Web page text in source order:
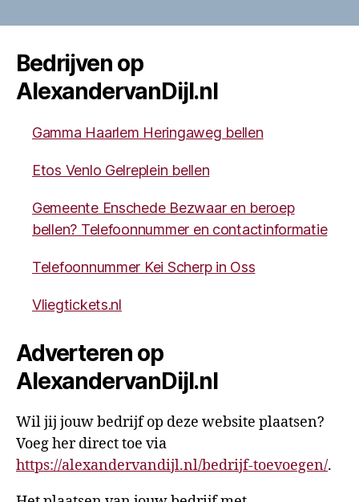
Bedrijven op
AlexandervanDijl.nl
Gamma Haarlem Heringaweg bellen
Etos Venlo Gelreplein bellen
Gemeente Enschede Bezwaar en beroep
bellen? Telefoonnummer en contactinformatie
Telefoonnummer Kei Scherp in Oss
Vliegtickets.nl
Adverteren op
AlexandervanDijl.nl
Wil jij jouw bedrijf op deze website plaatsen?
Voeg her direct toe via
https://alexandervandijl.nl/bedrijf-toevoegen/.